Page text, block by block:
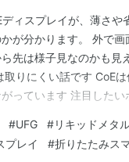
ィスプレイが、薄さや
が分かります。 外で
先は様子見なのかも見
りにくい話です CoE
っています 注目したい
め：完成度を決める最
#UFG #リキッドメタ
プレイ #折りたたみス